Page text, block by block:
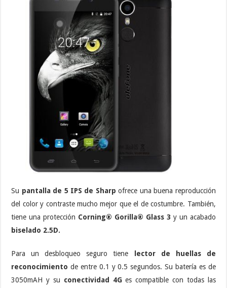
Su pantalla de 5 IPS de Sharp ofrece una buena reproducción
del color y contraste mucho mejor que el de costumbre. También,
tiene una protección Corning® Gorilla® Glass 3 y un acabado
biselado 2.5D.
Para un desbloqueo seguro tiene lector de huellas de
reconocimiento de entre 0.1 y 0.5 segundos. Su batería es de
3050mAH y su conectividad 4Ges compatible con todas las